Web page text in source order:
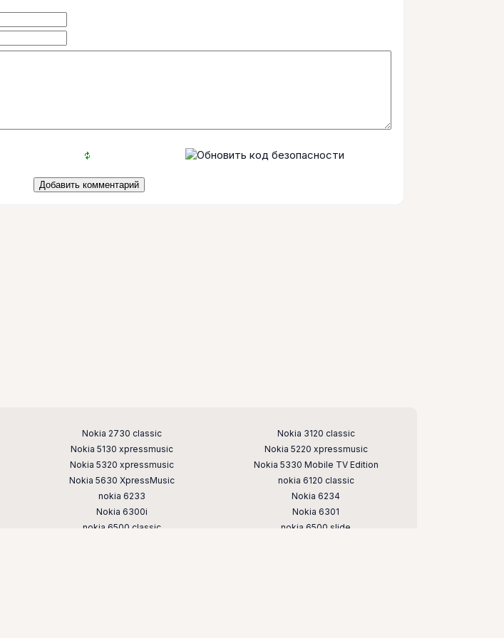
Nokia 2730 classic
Nokia 3120 classic
Nokia 5130 xpressmusic
Nokia 5220 xpressmusic
Nokia 5320 xpressmusic
Nokia 5330 Mobile TV Edition
Nokia 5630 XpressMusic
nokia 6120 classic
nokia 6233
Nokia 6234
Nokia 6300i
Nokia 6301
nokia 6500 classic
nokia 6500 slide